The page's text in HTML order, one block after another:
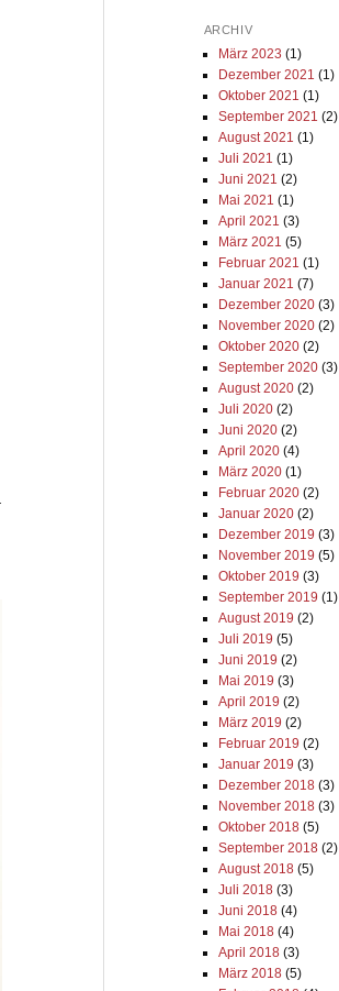
ARCHIV
März 2023 (1)
Dezember 2021 (1)
Oktober 2021 (1)
September 2021 (2)
August 2021 (1)
Juli 2021 (1)
Juni 2021 (2)
Mai 2021 (1)
April 2021 (3)
März 2021 (5)
Februar 2021 (1)
Januar 2021 (7)
Dezember 2020(3)
November 2020(2)
Oktober 2020(2)
September 2020(3)
August 2020(2)
Juli 2020(2)
Juni 2020(2)
April 2020(4)
März 2020(1)
Februar 2020(2)
Januar 2020(2)
Dezember 2019 (3)
November 2019 (5)
Oktober 2019 (3)
September 2019 (1)
August 2019 (2)
Juli 2019 (5)
Juni 2019 (2)
Mai 2019 (3)
April 2019 (2)
März 2019 (2)
Februar 2019 (2)
Januar 2019 (3)
Dezember 2018(3)
November 2018(3)
Oktober 2018(5)
September 2018(2)
August 2018(5)
Juli 2018(3)
Juni 2018(4)
Mai 2018(4)
April 2018(3)
März 2018(5)